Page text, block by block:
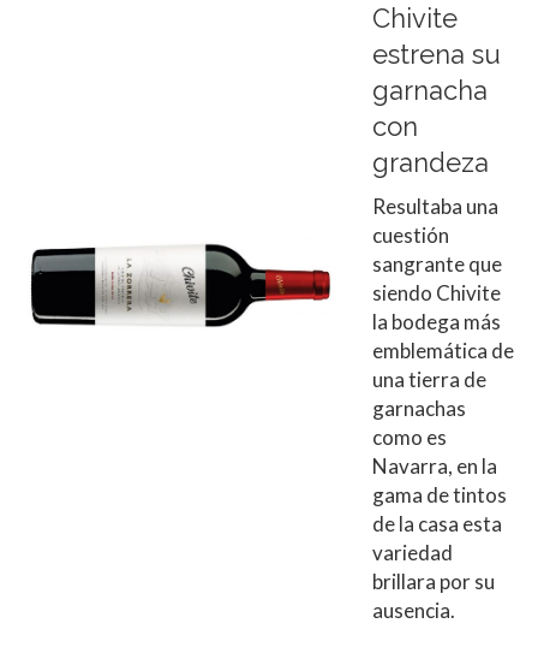
Chivite
estrena su
garnacha
con
grandeza
Resultaba una
cuestión
sangrante que
siendo Chivite
la bodega más
emblemática de
una tierra de
garnachas
como es
Navarra, en la
gama de tintos
de la casa esta
variedad
brillara por su
ausencia.